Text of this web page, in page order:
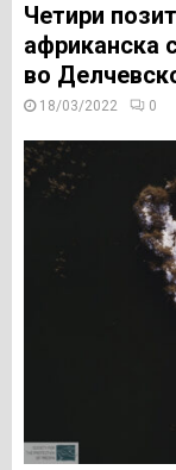
Четири
африканска
во
18/03/2022 0